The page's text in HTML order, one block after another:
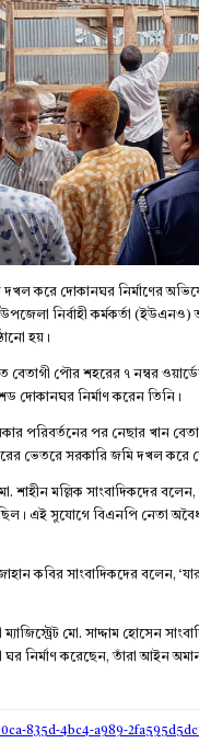
করে দোকানঘর নির্মাণের
নির্বাহী কর্মকর্তা (ইউএনও)
হয়।
বেতাগী পৌর শহরের ৭ নম্বর
দোকানঘর নির্মাণ করেন তিনি।
পরিবর্তনের পর নেছার খান
ভেতরে সরকারি জমি দখল করে
শাহীন মল্লিক সাংবাদিকদের
এই সুযোগে বিএনপি নেতা
কবির সাংবাদিকদের বলেন,
ম্যাজিস্ট্রেট মো. সাদ্দাম হোসেন
নির্মাণ করেছেন, তাঁরা আইন
835d-4bc4-a989-